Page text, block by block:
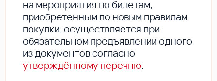
на мероприятия по билетам,
приобретенным по новым правилам
покупки, осуществляется при
обязательном предъявлении одного
из документов согласно
утверждённому перечню.